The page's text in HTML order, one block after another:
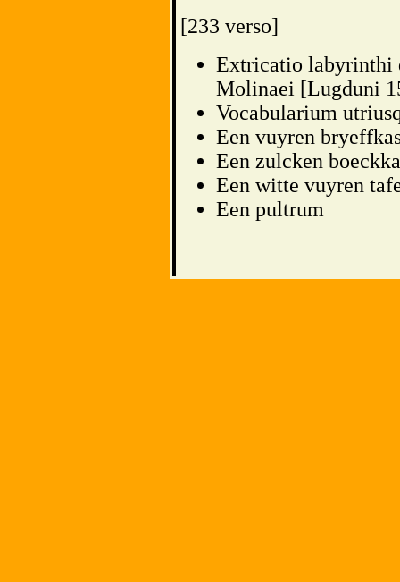
[233 verso]
Extricatio labyrinthi
Molinaei [Lugduni
Vocabularium
Een vuyren
Een zulcken
Een witte vuyren
Een pultrum